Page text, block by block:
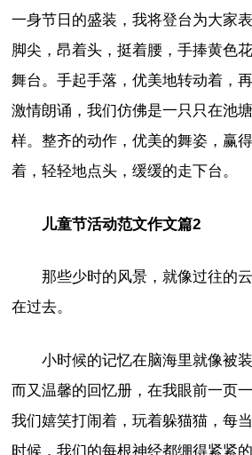
一身节日的盛装，我将登台为大
脚尖，昂着头，挺着腰，手捧黄色
舞台。手起手落，优美地转动着，
激情朗诵，我们仿佛是一只只在池
样。整齐的动作，优美的舞姿，赢
着，轻轻地点头，缓缓的走下台。
儿童节活动范文作文篇2
那些少时的风景，就像过往的
在过去。
小时候的记忆在脑海里就像被
而又温馨的回忆册，在我眼前一页
我们嬉笑打闹着，玩着躲猫猫，每
时候，我们的每根神经都绷得紧紧